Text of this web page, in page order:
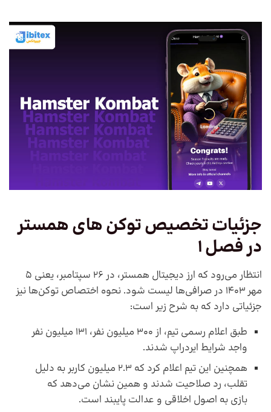
جزئیات تخصیص توکن های همستر
در فصل 1
انتظار می‌رود که ارز دیجیتال همستر، در 26 سپتامبر، یعنی 5
مهر 1403 در صرافی‌ها لیست شود. نحوه اختصاص توکن‌ها نیز
جزئیاتی دارد که به شرح زیر است:
طبق اعلام رسمی تیم، از 300 میلیون نفر، 131 میلیون نفر
واجد شرایط ایردراپ شدند.
همچنین این تیم اعلام کرد که 2.3 میلیون کاربر به دلیل
تقلب، رد صلاحیت شدند و همین نشان می‌دهد که
بازی به اصول اخلاقی و عدالت پایبند است.